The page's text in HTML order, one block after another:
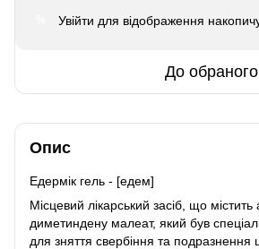
Увійти для відображення
До обраного
Опис
Едермік гель - [едем]
Місцевий лікарський засіб, що містить
диметиндену малеат, який був
для зняття свербіння та подразнення